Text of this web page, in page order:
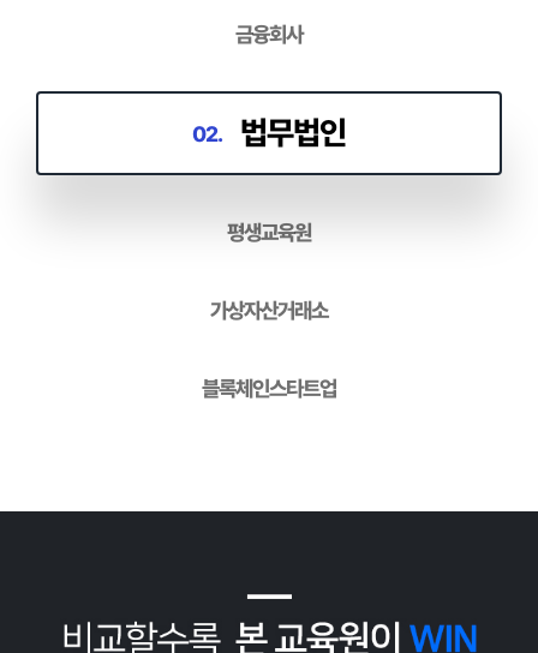
금융회사
법무법인
가상자산거래소
블록체인스타트업